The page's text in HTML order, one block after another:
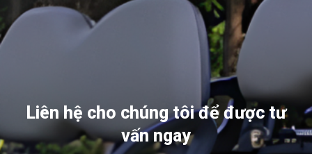
Liên hệ cho chúng tôi để được tư
vấn ngay